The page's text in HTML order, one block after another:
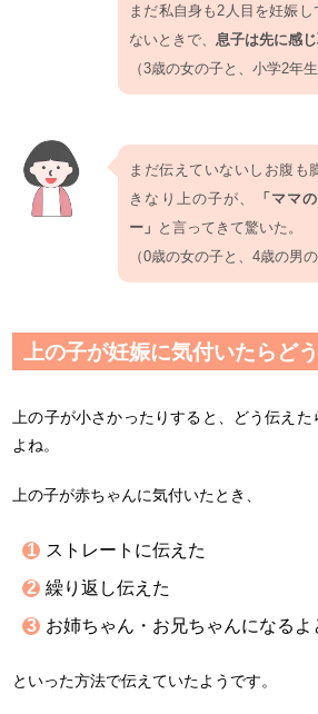
まだ私自身も2人目を妊娠
ないときで、 息子は先に感
（3歳の女の子と、小学2年
まだ伝えていないしお腹も
きなり上の子が、
「ママ
ー」 と言ってきて驚いた。
（0歳の女の子と、4歳の男
上の子が妊娠に気付いたらど
上の子が小さかったりすると、どう伝え
よね。
上の子が赤ちゃんに気付いたとき、
ストレートに伝えた
繰り返し伝えた
お姉ちゃん・お兄ちゃんになるよ
といった方法で伝えていたようです。